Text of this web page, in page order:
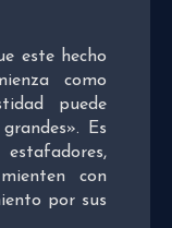
este hecho
como
puede
Es
con
por sus